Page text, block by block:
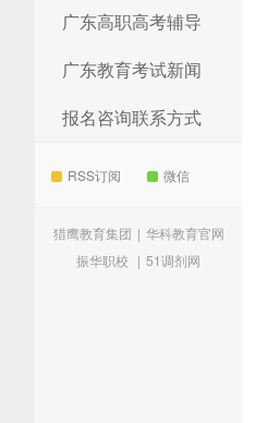
广东高职高考辅导
广东教育考试新闻
报名咨询联系方式
RSS订阅 微信
猎鹰教育集团 | 华科教育官网
振华职校 | 51调剂网